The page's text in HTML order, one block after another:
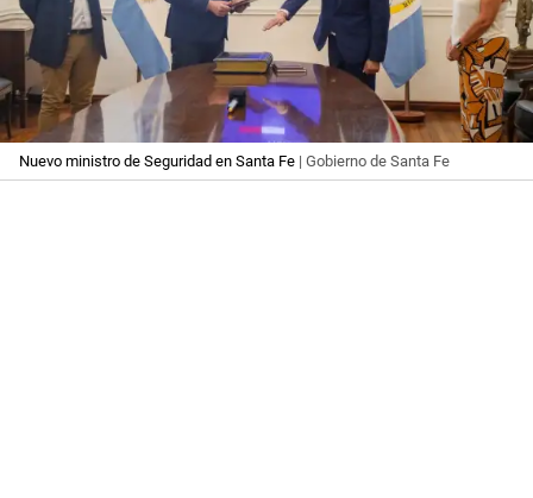
Nuevo ministro de Seguridad en Santa Fe | Gobierno de Santa Fe